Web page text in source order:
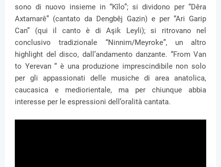
sono di nuovo insieme in “Kîlo”; si dividono per “Dêra
Axtamarê” (cantato da Dengbêj Gazin) e per “Ari Garip
Can” (qui il canto è di Aşik Leyli); si ritrovano nel
conclusivo tradizionale “Ninnim/Meyroke”, un altro
highlight del disco, dall’andamento danzante. “From Van
to Yerevan “ è una produzione imprescindibile non solo
per gli appassionati delle musiche di area anatolica,
caucasica e mediorientale, ma per chiunque abbia
interesse per le espressioni dell’oralità cantata.